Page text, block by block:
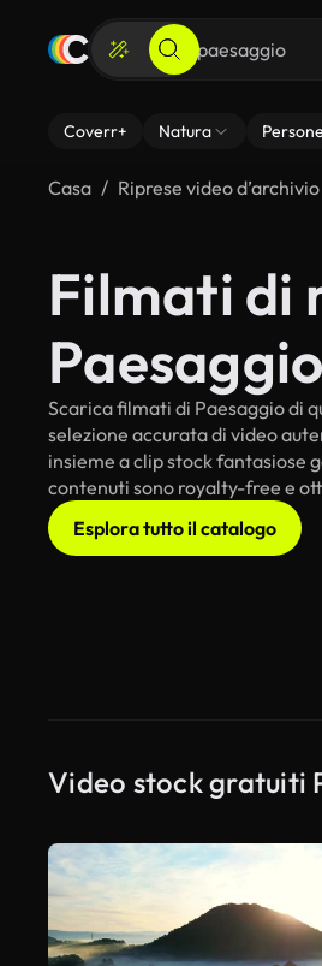
Coverr+ Natura Persone
Casa Riprese video d’archivio
Filmati di
Paesaggio
Scarica filmati di Paesaggio di
selezione accurata di video
insieme a clip stock fantasiose
contenuti sono royalty-free e
Esplora tutto il catalogo
Video stock gratuiti